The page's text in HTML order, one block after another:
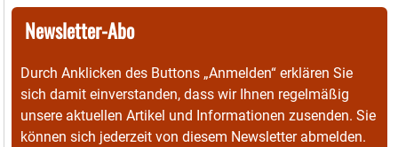
Newsletter-Abo
Durch Anklicken des Buttons „Anmelden“ erklären Sie
sich damit einverstanden, dass wir Ihnen regelmäßig
unsere aktuellen Artikel und Informationen zusenden. Sie
können sich jederzeit von diesem Newsletter abmelden.